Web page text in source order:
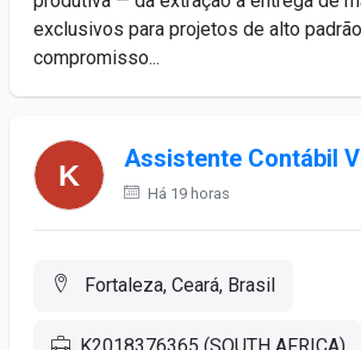
exclusivos para projetos de alto
compromisso...
Assistente Contábil
Há 19 horas
Fortaleza, Ceará, Brasil